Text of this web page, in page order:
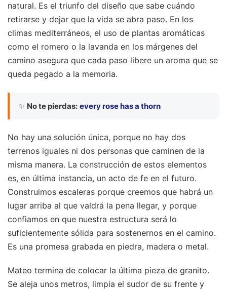
natural. Es el triunfo del diseño que sabe cuándo
retirarse y dejar que la vida se abra paso. En los
climas mediterráneos, el uso de plantas aromáticas
como el romero o la lavanda en los márgenes del
camino asegura que cada paso libere un aroma que se
queda pegado a la memoria.
✨ No te pierdas: every rose has a thorn
No hay una solución única, porque no hay dos
terrenos iguales ni dos personas que caminen de la
misma manera. La construcción de estos elementos
es, en última instancia, un acto de fe en el futuro.
Construimos escaleras porque creemos que habrá un
lugar arriba al que valdrá la pena llegar, y porque
confiamos en que nuestra estructura será lo
suficientemente sólida para sostenernos en el camino.
Es una promesa grabada en piedra, madera o metal.
Mateo termina de colocar la última pieza de granito.
Se aleja unos metros, limpia el sudor de su frente y